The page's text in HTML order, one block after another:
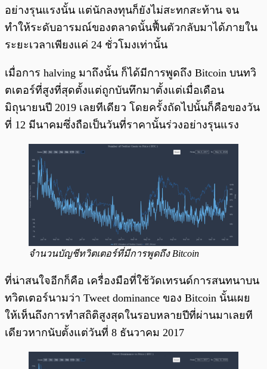
อย่างรุนแรงนั้น แต่นักลงทุนก็ยังไม่สะทกสะท้าน จน
ทำให้ระดับอารมณ์ของตลาดนั้นฟื้นตัวกลับมาได้ภายใน
ระยะเวลาเพียงแค่ 24 ชั่วโมงเท่านั้น
เมื่อการ halving มาถึงนั้น ก็ได้มีการพูดถึง Bitcoin บนทวิ
ตเตอร์ที่สูงที่สุดตั้งแต่ถูกบันทึกมาตั้งแต่เมื่อเดือน
มิถุนายนปี 2019 เลยทีเดียว โดยครั้งถัดไปนั้นก็คือของวัน
ที่ 12 มีนาคมซึ่งถือเป็นวันที่ราคานั้นร่วงอย่างรุนแรง
จำนวนบัญชีทวิตเตอร์ที่มีการพูดถึง Bitcoin
ที่น่าสนใจอีกก็คือ เครื่องมือที่ใช้วัดเทรนด์การสนทนาบน
ทวิตเตอร์นามว่า Tweet dominance ของ Bitcoin นั้นเผย
ให้เห็นถึงการทำสถิติสูงสุดในรอบหลายปีที่ผ่านมาเลยที
เดียวหากนับตั้งแต่วันที่ 8 ธันวาคม 2017